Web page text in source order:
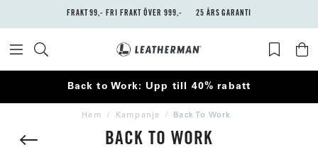
FRAKT 99,- FRI FRAKT ÖVER 999,- 25 ÅRS GARANTI
Back to Work: Upp till 40% rabatt
Hem Kampanje Back To Work
BACK TO WORK